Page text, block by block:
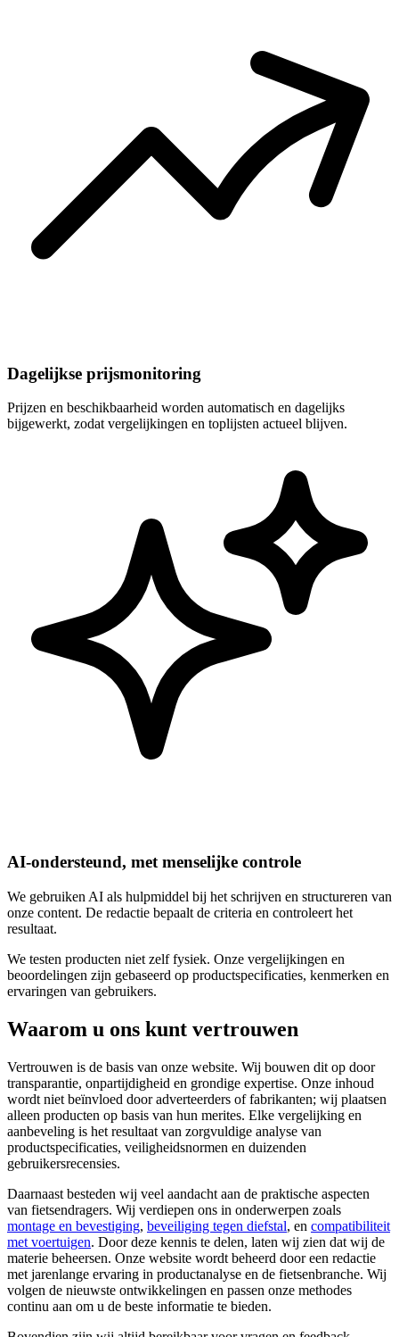
Dagelijkse prijsmonitoring
Prijzen en beschikbaarheid worden automatisch en dagelijks
bijgewerkt, zodat vergelijkingen en toplijsten actueel blijven.
AI-ondersteund, met menselijke controle
We gebruiken AI als hulpmiddel bij het schrijven en structureren van
onze content. De redactie bepaalt de criteria en controleert het
resultaat.
We testen producten niet zelf fysiek. Onze vergelijkingen en
beoordelingen zijn gebaseerd op productspecificaties, kenmerken en
ervaringen van gebruikers.
Waarom u ons kunt vertrouwen
Vertrouwen is de basis van onze website. Wij bouwen dit op door
transparantie, onpartijdigheid en grondige expertise. Onze inhoud
wordt niet beïnvloed door adverteerders of fabrikanten; wij plaatsen
alleen producten op basis van hun merites. Elke vergelijking en
aanbeveling is het resultaat van zorgvuldige analyse van
productspecificaties, veiligheidsnormen en duizenden
gebruikersrecensies.
Daarnaast besteden wij veel aandacht aan de praktische aspecten
van fietsendragers. Wij verdiepen ons in onderwerpen zoals
montage en bevestiging, beveiliging tegen diefstal, en compatibiliteit
met voertuigen. Door deze kennis te delen, laten wij zien dat wij de
materie beheersen. Onze website wordt beheerd door een redactie
met jarenlange ervaring in productanalyse en de fietsenbranche. Wij
volgen de nieuwste ontwikkelingen en passen onze methodes
continu aan om u de beste informatie te bieden.